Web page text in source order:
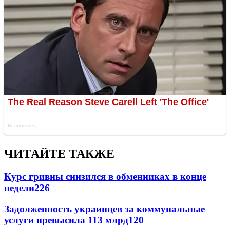
ЧИТАЙТЕ ТАКЖЕ
Курс гривны снизился в обменниках в конце
недели226
Задолженность украинцев за коммунальные
услуги превысила 113 млрд120